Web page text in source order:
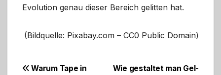
Evolution genau dieser Bereich gelitten hat.
(Bildquelle: Pixabay.com – CC0 Public Domain)
Wie gestaltet man Gel-
Warum Tape in